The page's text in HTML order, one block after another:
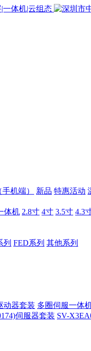
机端） 新品 特惠活动
体机 2.8寸 4寸 3.5寸 4.3
列 FED系列 其他系列
动器套装 多圈伺服一体
伺服器套装 SV-